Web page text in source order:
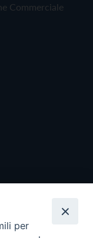
Commerciale
per